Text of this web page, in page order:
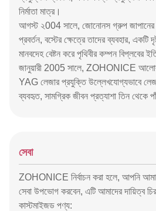
নির্মাতা মাত্র।
আগস্ট ২004 সালে, জোনোনস গ্রুপ জাপানের
প্রবর্তন, বস্টের ক্ষেত্রে তাদের ব্যবহার, একটি
মানবদেহ বেষ্টন করে পৃথিবীর কম্পন বিপ্লবের
জানুয়ারী 2005 সালে, ZOHONICE আলোর
YAG লেজার প্রযুক্তি উল্লেখযোগ্যভাবে
ব্যবহৃত, সামগ্রিক জীবন প্রত্যাশা তিন থেকে
সেবা
ZOHONICE নির্বাচন করা হলে, আপনি
সেবা উপভোগ করবেন, এটি আমাদের দায়িত্ব
কাস্টমাইজড পণ্য: